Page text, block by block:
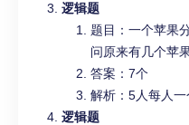
逻辑题
题目：一个苹果
问原来有几个苹
答案：7个
解析：5人每人一
逻辑题